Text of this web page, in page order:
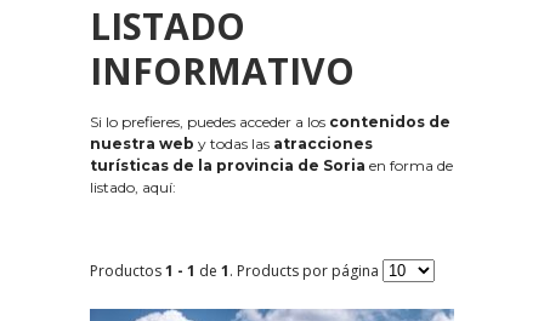
LISTADO
INFORMATIVO
Si lo prefieres, puedes acceder a los contenidos de
nuestra web y todas las atracciones
turísticas de la provincia de Soria en forma de
listado, aquí:
Productos1 - 1 de 1. Products por página